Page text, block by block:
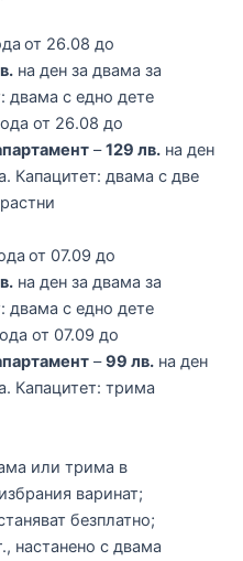
от 26.08 до
на ден за двама за
двама с едно дете
от 26.08 до
–129 лв.на ден
Капацитет: двама с две
от 07.09 до
на ден за двама за
двама с едно дете
от 07.09 до
–99 лв.на ден
Капацитет: трима
или трима в
варинат;
безплатно;
настанено с двама